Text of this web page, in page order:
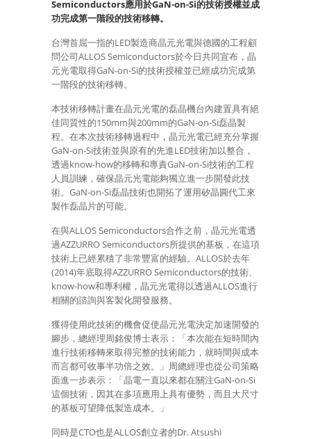
Semiconductors應用於GaN-on-Si的技術授權並成
功完成第一階段的技術移轉。
台灣首屈一指的LED製造商晶元光電與德國的工程顧
問公司ALLOS Semiconductors於今日共同宣布，晶
元光電取得GaN-on-Si的技術授權並已經成功完成第
一階段的技術移轉。
本技術移轉計畫在晶元光電的磊晶機台內建置具有絕
佳同質性的150mm與200mm的GaN-on-Si磊晶製
程。在本次技術移轉過程中，晶元光電已經充分掌握
GaN-on-Si技術並與原有的先進LED技術加以整合，
透過know-how的移轉和專責GaN-on-Si技術的工程
人員訓練，確保晶元光電能夠獨立進一步開發此技
術。GaN-on-Si磊晶技術也開拓了運用矽晶圓代工來
製作磊晶片的可能。
在與ALLOS Semiconductors合作之前，晶元光電透
過AZZURRO Semiconductors所提供的基板，在這項
技術上已經累積了非常豐富的經驗。ALLOS於去年
(2014)年底取得AZZURRO Semiconductors的技術、
know-how和專利權，晶元光電得以透過ALLOS進行
相關的諮詢與客製化開發服務。
獲得使用此技術的機會促使晶元光電決定加速開發的
腳步，總經理周銘俊博士表示：「本次能在短時間內
進行技術移轉來取得完整的技術能力，就時間與成本
而言都可收事半功倍之效。」周總經理也從公司策略
面進一步表示：「晶電一直以來都在關注GaN-on-Si
這個技術，因其在多項應用上具有優勢，而且大尺寸
的基板可望降低製造成本。」
同時是CTO也是ALLOS創立者的Dr. Atsushi